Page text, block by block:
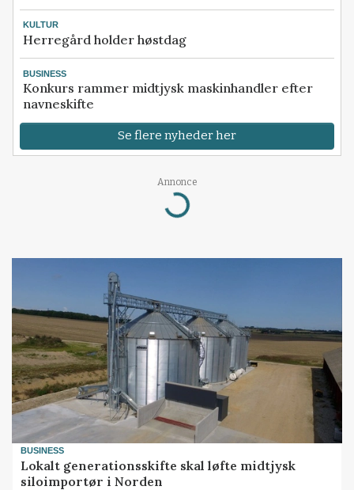
KULTUR
Herregård holder høstdag
BUSINESS
Konkurs rammer midtjysk maskinhandler efter
navneskifte
Se flere nyheder her
Annonce
Loading...
BUSINESS
Lokalt generationsskifte skal løfte midtjysk
siloimportør i Norden